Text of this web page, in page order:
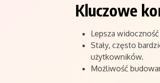
Kluczowe
Lepsza
Stały, często
użytkowników.
Możliwość